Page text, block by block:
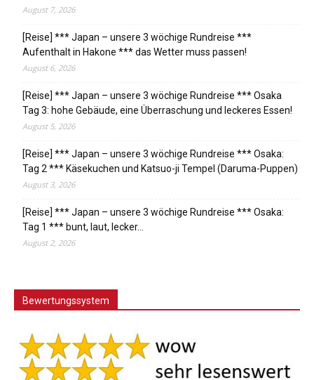
August 7, 2026
[Reise] *** Japan – unsere 3 wöchige Rundreise ***
Aufenthalt in Hakone *** das Wetter muss passen!
August 6, 2026
[Reise] *** Japan – unsere 3 wöchige Rundreise *** Osaka
Tag 3: hohe Gebäude, eine Überraschung und leckeres Essen!
August 5, 2026
[Reise] *** Japan – unsere 3 wöchige Rundreise *** Osaka:
Tag 2 *** Käsekuchen und Katsuo-ji Tempel (Daruma-Puppen)
August 3, 2026
[Reise] *** Japan – unsere 3 wöchige Rundreise *** Osaka:
Tag 1 *** bunt, laut, lecker…
August 2, 2026
Bewertungssystem